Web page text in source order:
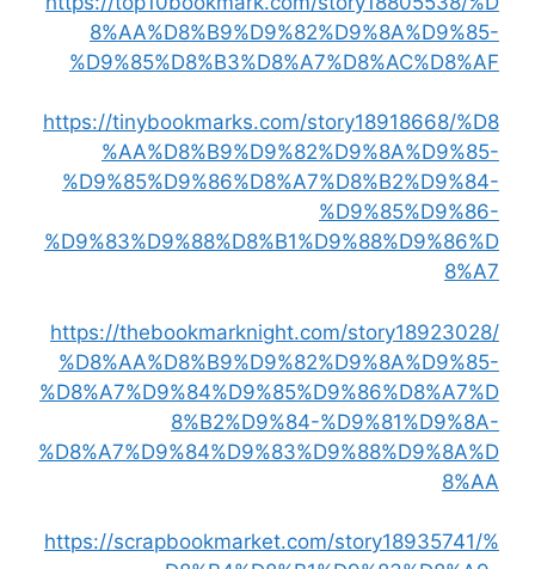
8%AA%D8%B9%D9%82%D9%8A%D9%85-
%D9%85%D8%B3%D8%A7%D8%AC%D8%AF
https://tinybookmarks.com/story18918668/%D8
%AA%D8%B9%D9%82%D9%8A%D9%85-
%D9%85%D9%86%D8%A7%D8%B2%D9%84-
%D9%85%D9%86-
%D9%83%D9%88%D8%B1%D9%88%D9%86%D
8%A7
https://thebookmarknight.com/story18923028/
%D8%AA%D8%B9%D9%82%D9%8A%D9%85-
%D8%A7%D9%84%D9%85%D9%86%D8%A7%D
8%B2%D9%84-%D9%81%D9%8A-
%D8%A7%D9%84%D9%83%D9%88%D9%8A%D
8%AA
https://scrapbookmarket.com/story18935741/%